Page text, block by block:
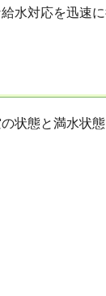
水対応を迅速に
状態と満水状